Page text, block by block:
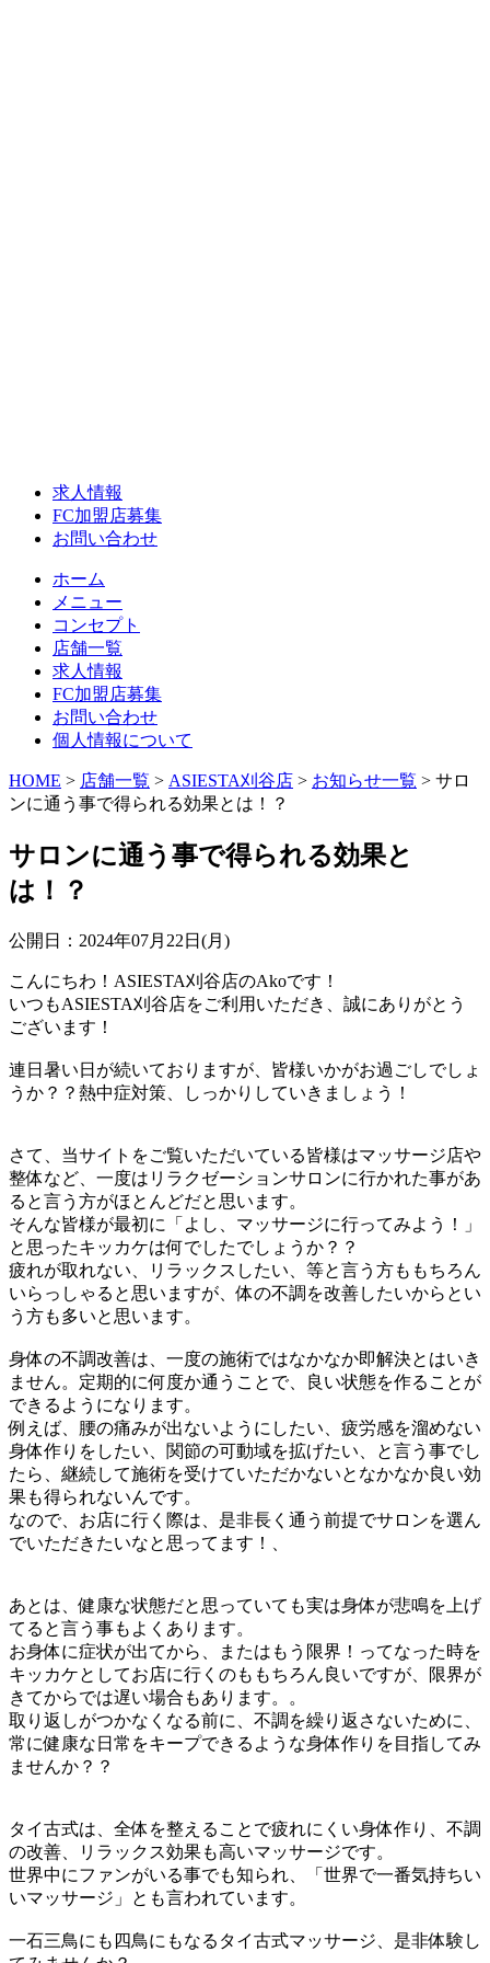
求人情報
FC加盟店募集
お問い合わせ
ホーム
メニュー
コンセプト
店舗一覧
求人情報
FC加盟店募集
お問い合わせ
個人情報について
HOME > 店舗一覧 > ASIESTA刈谷店 > お知らせ一覧 > サロ
ンに通う事で得られる効果とは！？
サロンに通う事で得られる効果と
は！？
公開日： 2024年07月22日(月)
こんにちわ！ASIESTA刈谷店のAkoです！
いつもASIESTA刈谷店をご利用いただき、誠にありがとう
ございます！
連日暑い日が続いておりますが、皆様いかがお過ごしでしょ
うか？？熱中症対策、しっかりしていきましょう！
さて、当サイトをご覧いただいている皆様はマッサージ店や
整体など、一度はリラクゼーションサロンに行かれた事があ
ると言う方がほとんどだと思います。
そんな皆様が最初に「よし、マッサージに行ってみよう！」
と思ったキッカケは何でしたでしょうか？？
疲れが取れない、リラックスしたい、等と言う方ももちろん
いらっしゃると思いますが、体の不調を改善したいからとい
う方も多いと思います。
身体の不調改善は、一度の施術ではなかなか即解決とはいき
ません。定期的に何度か通うことで、良い状態を作ることが
できるようになります。
例えば、腰の痛みが出ないようにしたい、疲労感を溜めない
身体作りをしたい、関節の可動域を拡げたい、と言う事でし
たら、継続して施術を受けていただかないとなかなか良い効
果も得られないんです。
なので、お店に行く際は、是非長く通う前提でサロンを選ん
でいただきたいなと思ってます！、
あとは、健康な状態だと思っていても実は身体が悲鳴を上げ
てると言う事もよくあります。
お身体に症状が出てから、またはもう限界！ってなった時を
キッカケとしてお店に行くのももちろん良いですが、限界が
きてからでは遅い場合もあります。。
取り返しがつかなくなる前に、不調を繰り返さないために、
常に健康な日常をキープできるような身体作りを目指してみ
ませんか？？
タイ古式は、全体を整えることで疲れにくい身体作り、不調
の改善、リラックス効果も高いマッサージです。
世界中にファンがいる事でも知られ、「世界で一番気持ちい
いマッサージ」とも言われています。
一石三鳥にも四鳥にもなるタイ古式マッサージ、是非体験し